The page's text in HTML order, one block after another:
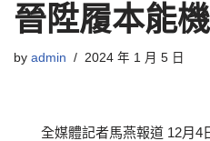
晉陞履本能
by admin 2024 年 1 月 5 日
全媒體記者馬燕報道 12月4